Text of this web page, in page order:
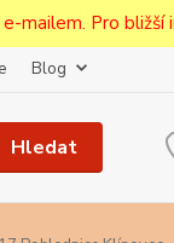
mailem. Pro bližší
Blog
Hledatsleva,